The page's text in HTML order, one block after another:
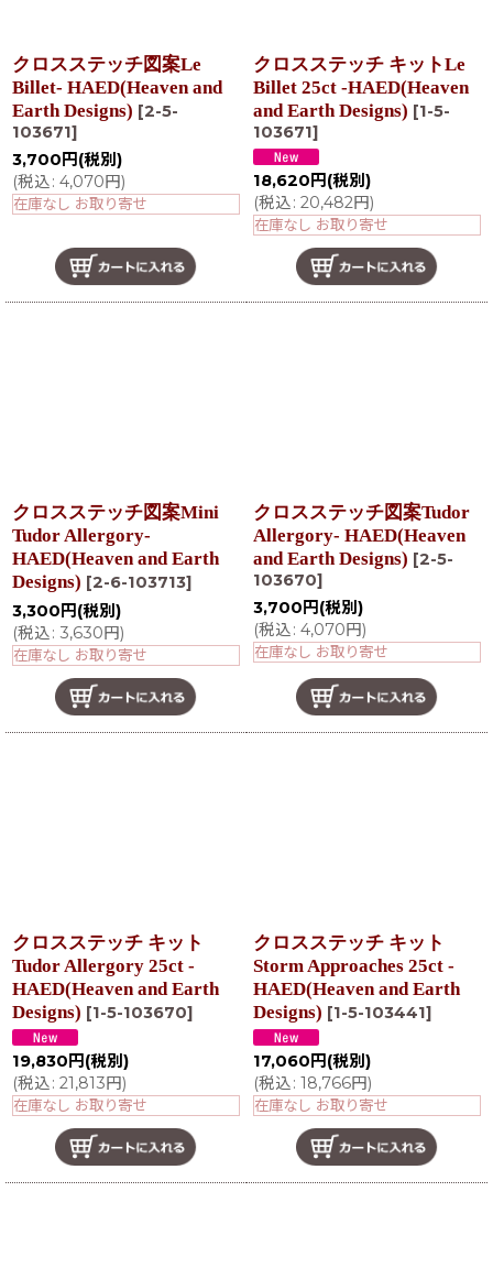
クロスステッチ図案Le
Billet- HAED(Heaven and
Earth Designs) [2-5-
103671]
3,700 円 (税別)
(税込: 4,070円)
在庫なし お取り寄せ
クロスステッチ キットLe
Billet 25ct -HAED(Heaven
and Earth Designs) [1-5-
103671]
18,620 円 (税別)
(税込: 20,482円)
在庫なし お取り寄せ
クロスステッチ図案Mini
Tudor Allergory-
HAED(Heaven and Earth
Designs) [2-6-103713]
3,300 円 (税別)
(税込: 3,630円)
在庫なし お取り寄せ
クロスステッチ図案Tudor
Allergory- HAED(Heaven
and Earth Designs) [2-5-
103670]
3,700 円 (税別)
(税込: 4,070円)
在庫なし お取り寄せ
クロスステッチ キット
Tudor Allergory 25ct -
HAED(Heaven and Earth
Designs) [1-5-103670]
19,830 円 (税別)
(税込: 21,813円)
在庫なし お取り寄せ
クロスステッチ キット
Storm Approaches 25ct -
HAED(Heaven and Earth
Designs) [1-5-103441]
17,060 円 (税別)
(税込: 18,766円)
在庫なし お取り寄せ